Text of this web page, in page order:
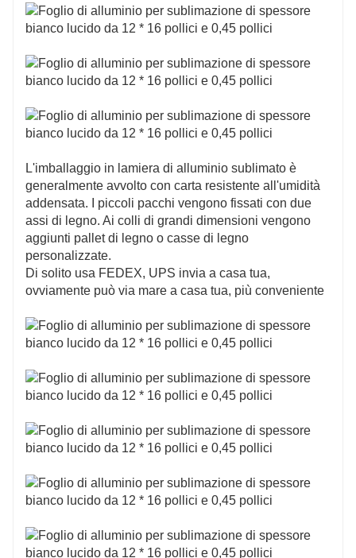
L'imballaggio in lamiera di alluminio sublimato è
generalmente avvolto con carta resistente all'umidità
addensata. I piccoli pacchi vengono fissati con due
assi di legno. Ai colli di grandi dimensioni vengono
aggiunti pallet di legno o casse di legno
personalizzate.
Di solito usa FEDEX, UPS invia a casa tua,
ovviamente può via mare a casa tua, più conveniente